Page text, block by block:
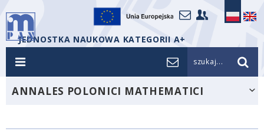
JEDNOSTKA NAUKOWA KATEGORII A+
szukaj...
ANNALES POLONICI MATHEMATICI